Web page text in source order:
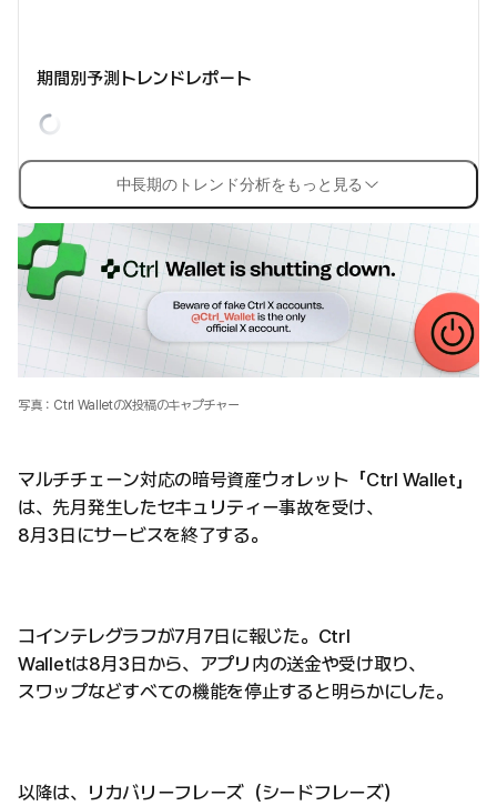
期間別予測トレンドレポート
中長期のトレンド分析をもっと見る
写真：Ctrl WalletのX投稿のキャプチャー
マルチチェーン対応の暗号資産ウォレット「Ctrl Wallet」
は、先月発生したセキュリティー事故を受け、
8月3日にサービスを終了する。
コインテレグラフが7月7日に報じた。Ctrl
Walletは8月3日から、アプリ内の送金や受け取り、
スワップなどすべての機能を停止すると明らかにした。
以降は、リカバリーフレーズ（シードフレーズ）